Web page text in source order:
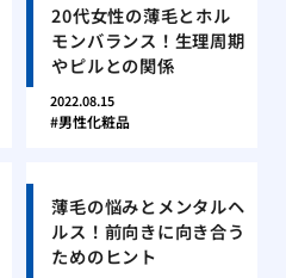
20代女性の薄毛とホル
モンバランス！生理周期
やピルとの関係
2022.08.15
男性化粧品
薄毛の悩みとメンタルヘ
ルス！前向きに向き合う
ためのヒント